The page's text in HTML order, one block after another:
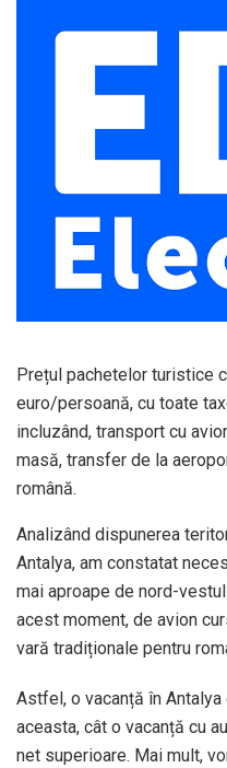
Prețul pachetelor turistice
euro/persoană, cu toate
incluzând, transport cu
masă, transfer de la
română.
Analizând dispunerea
Antalya, am constatat
mai aproape de nord-
acest moment, de avion
vară tradiționale pentru
Astfel, o vacanță în
aceasta, cât o vacanță cu
net superioare. Mai mult,